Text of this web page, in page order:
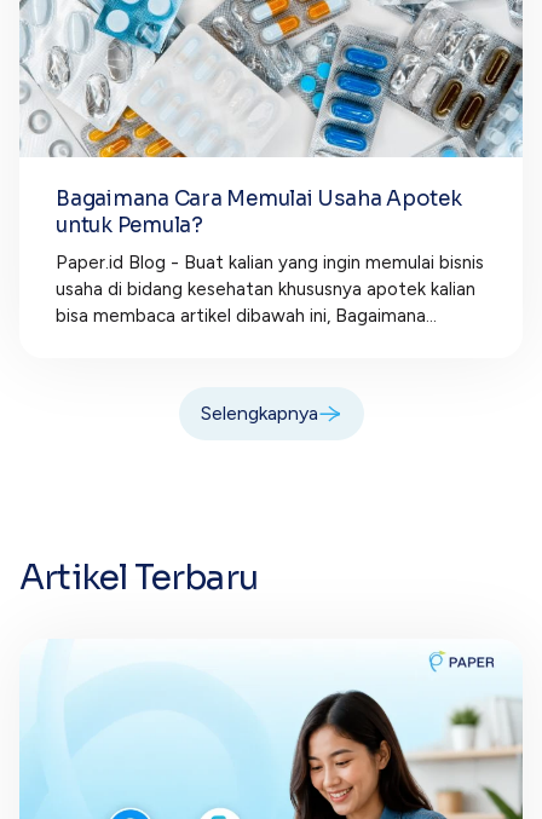
Bagaimana Cara Memulai Usaha Apotek
untuk Pemula?
Paper.id Blog - Buat kalian yang ingin memulai bisnis
usaha di bidang kesehatan khususnya apotek kalian
bisa membaca artikel dibawah ini, Bagaimana...
Selengkapnya
Artikel Terbaru